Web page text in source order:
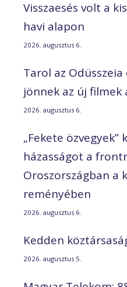
Visszaesés volt a
havi alapon
2026. augusztus 6.
Tarol az
jönnek az új filmek
2026. augusztus 6.
„Fekete özvegyek”
házasságot a
Oroszországban a
reményében
2026. augusztus 6.
Kedden
2026. augusztus 5.